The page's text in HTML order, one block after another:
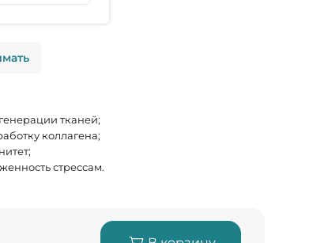
тканей;
коллагена;
стрессам.